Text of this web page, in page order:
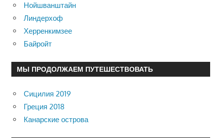
Нойшванштайн
Линдерхоф
Херренкимзее
Байройт
МЫ ПРОДОЛЖАЕМ ПУТЕШЕСТВОВАТЬ
Сицилия 2019
Греция 2018
Канарские острова